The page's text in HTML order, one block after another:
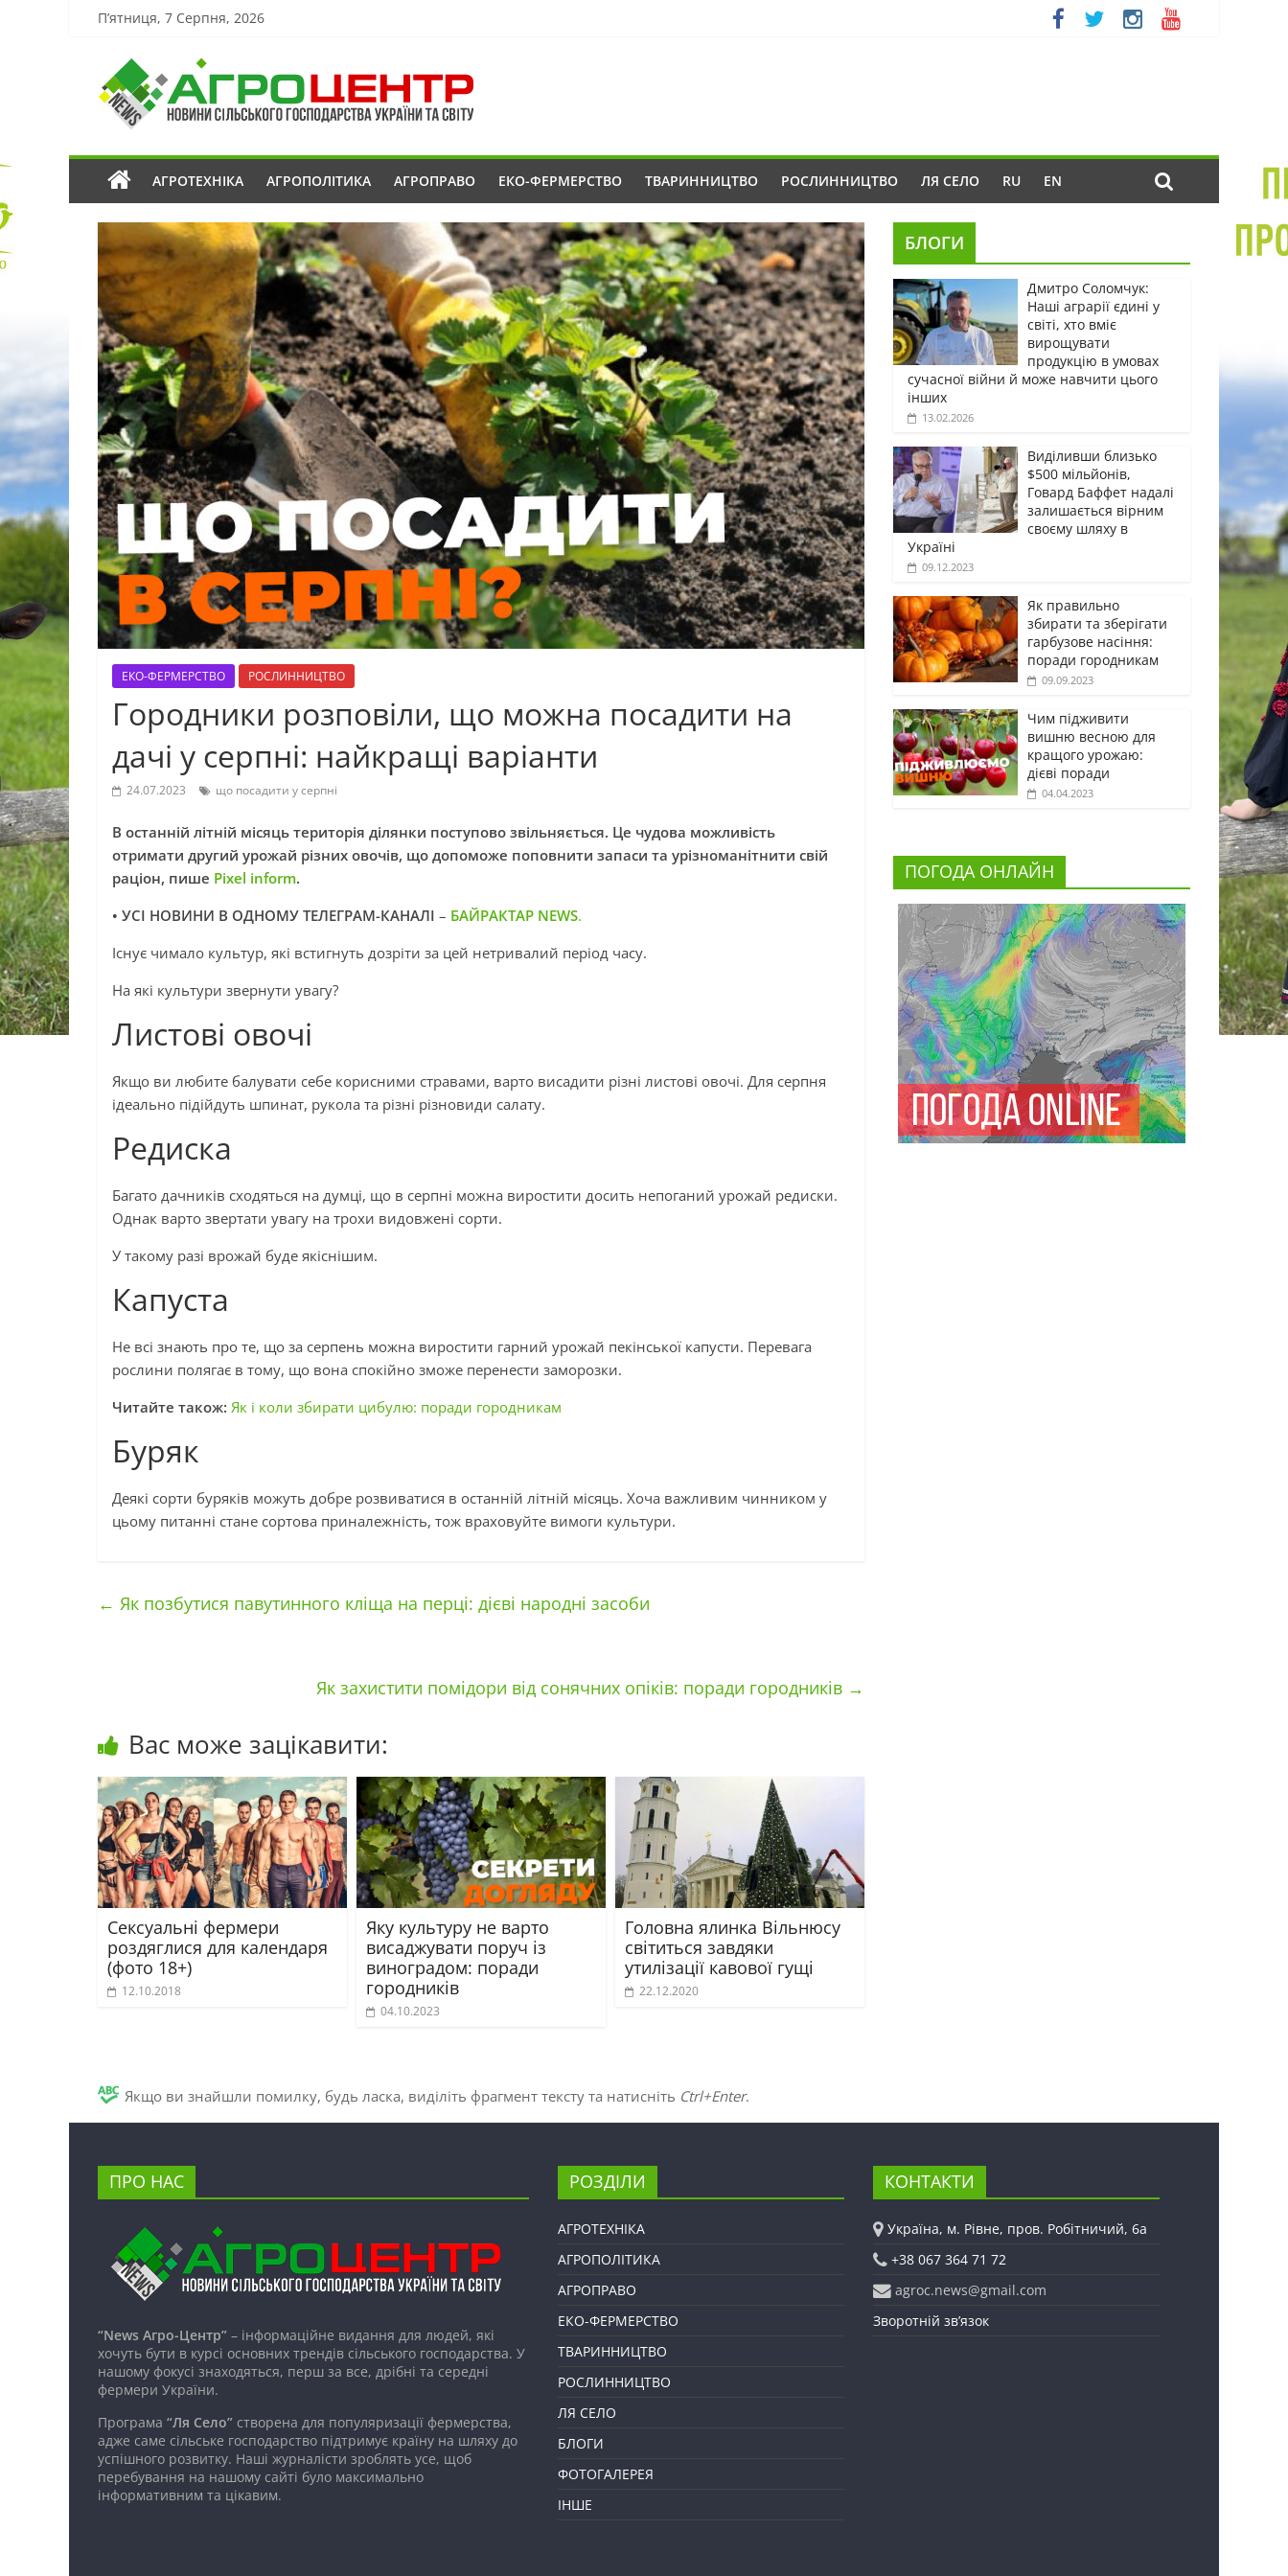
П’ятниця, 7 Серпня, 2026
АГРОТЕХНІКА АГРОПОЛІТИКА АГРОПРАВО ЕКО-ФЕРМЕРСТВО ТВАРИННИЦТВО РОСЛИННИЦТВО ЛЯ СЕЛО RU EN
ЕКО-ФЕРМЕРСТВО РОСЛИННИЦТВО
Городники розповіли, що можна посадити на
дачі у серпні: найкращі варіанти
24.07.2023 що посадити у серпні
В останній літній місяць територія ділянки поступово звільняється. Це чудова можливість
отримати другий урожай різних овочів, що допоможе поповнити запаси та урізноманітнити свій
раціон, пише Pixel inform.
• УСІ НОВИНИ В ОДНОМУ ТЕЛЕГРАМ-КАНАЛІ – БАЙРАКТАР NEWS.
Існує чимало культур, які встигнуть дозріти за цей нетривалий період часу.
На які культури звернути увагу?
Листові овочі
Якщо ви любите балувати себе корисними стравами, варто висадити різні листові овочі. Для серпня
ідеально підійдуть шпинат, рукола та різні різновиди салату.
Редиска
Багато дачників сходяться на думці, що в серпні можна виростити досить непоганий урожай редиски.
Однак варто звертати увагу на трохи видовжені сорти.
У такому разі врожай буде якіснішим.
Капуста
Не всі знають про те, що за серпень можна виростити гарний урожай пекінської капусти. Перевага
рослини полягає в тому, що вона спокійно зможе перенести заморозки.
Читайте також: Як і коли збирати цибулю: поради городникам
Буряк
Деякі сорти буряків можуть добре розвиватися в останній літній місяць. Хоча важливим чинником у
цьому питанні стане сортова приналежність, тож враховуйте вимоги культури.
← Як позбутися павутинного кліща на перці: дієві народні засоби
Як захистити помідори від сонячних опіків: поради городників →
Вас може зацікавити:
Сексуальні фермери
роздяглися для календаря
(фото 18+)
12.10.2018
Яку культуру не варто
висаджувати поруч із
виноградом: поради
городників
04.10.2023
Головна ялинка Вільнюсу
світиться завдяки
утилізації кавової гущі
22.12.2020
БЛОГИ
Дмитро Соломчук:
Наші аграрії єдині у
світі, хто вміє
вирощувати
продукцію в умовах
сучасної війни й може навчити цього
інших
13.02.2026
Виділивши близько
$500 мільйонів,
Говард Баффет надалі
залишається вірним
своєму шляху в
Україні
09.12.2023
Як правильно
збирати та зберігати
гарбузове насіння:
поради городникам
09.09.2023
Чим підживити
вишню весною для
кращого урожаю:
дієві поради
04.04.2023
ПОГОДА ОНЛАЙН
Якщо ви знайшли помилку, будь ласка, виділіть фрагмент тексту та натисніть Ctrl+Enter.
ПРО НАС
“News Агро-Центр” – інформаційне видання для людей, які
хочуть бути в курсі основних трендів сільського господарства. У
нашому фокусі знаходяться, перш за все, дрібні та середні
фермери України.
Програма “Ля Село” створена для популяризації фермерства,
адже саме сільське господарство підтримує країну на шляху до
успішного розвитку. Наші журналісти зроблять усе, щоб
перебування на нашому сайті було максимально
інформативним та цікавим.
РОЗДІЛИ
АГРОТЕХНІКА
АГРОПОЛІТИКА
АГРОПРАВО
ЕКО-ФЕРМЕРСТВО
ТВАРИННИЦТВО
РОСЛИННИЦТВО
ЛЯ СЕЛО
БЛОГИ
ФОТОГАЛЕРЕЯ
ІНШЕ
КОНТАКТИ
Україна, м. Рівне, пров. Робітничий, 6а
+38 067 364 71 72
agroc.news@gmail.com
Зворотній зв’язок